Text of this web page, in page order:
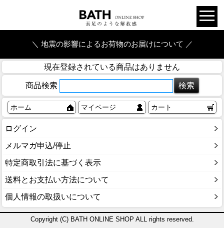
＼ 地震の影響によるお荷物のお届けについて ／
現在登録されている商品はありません
商品検索
ホーム マイページ カート
ログイン
メルマガ申込/停止
特定商取引法に基づく表示
送料とお支払い方法について
個人情報の取扱いについて
Copyright (C) BATH ONLINE SHOP ALL rights reserved.